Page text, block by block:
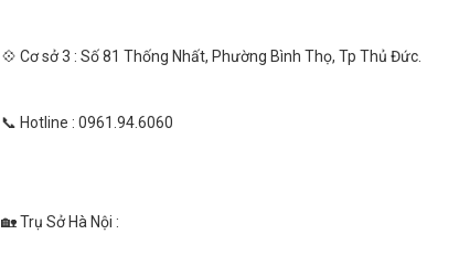
💠 Cơ sở 3 : Số 81 Thống Nhất, Phường Bình Thọ, Tp Thủ Đức.
📞 Hotline : 0961.94.6060
🏡 Trụ Sở Hà Nội :